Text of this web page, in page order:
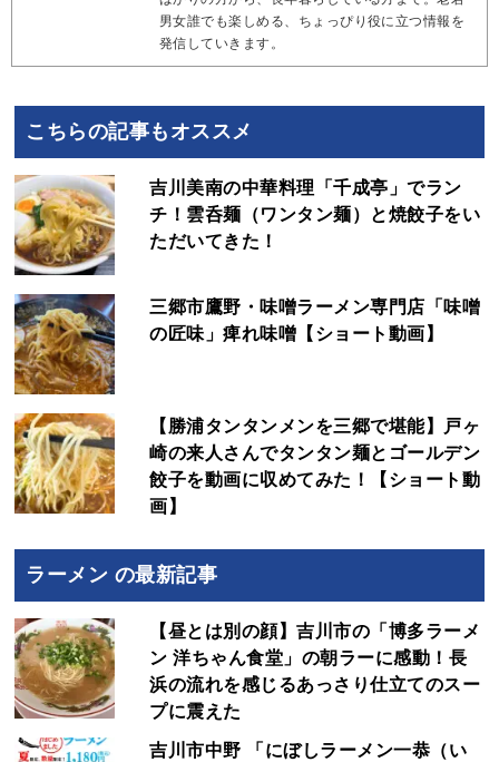
男女誰でも楽しめる、ちょっぴり役に立つ情報を
発信していきます。
こちらの記事もオススメ
吉川美南の中華料理「千成亭」でラン
チ！雲呑麺（ワンタン麺）と焼餃子をい
ただいてきた！
三郷市鷹野・味噌ラーメン専門店「味噌
の匠味」痺れ味噌【ショート動画】
【勝浦タンタンメンを三郷で堪能】戸ヶ
崎の来人さんでタンタン麺とゴールデン
餃子を動画に収めてみた！【ショート動
画】
ラーメン の最新記事
【昼とは別の顔】吉川市の「博多ラーメ
ン 洋ちゃん食堂」の朝ラーに感動！長
浜の流れを感じるあっさり仕立てのスー
プに震えた
吉川市中野 「にぼしラーメン一恭（い